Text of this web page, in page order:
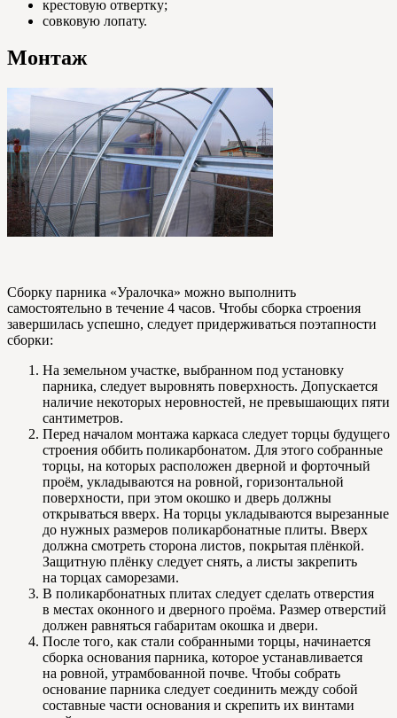
крестовую отвертку;
совковую лопату.
Монтаж
Сборку парника «Уралочка» можно выполнить
самостоятельно в течение 4 часов. Чтобы сборка строения
завершилась успешно, следует придерживаться поэтапности
сборки:
На земельном участке, выбранном под установку
парника, следует выровнять поверхность. Допускается
наличие некоторых неровностей, не превышающих пяти
сантиметров.
Перед началом монтажа каркаса следует торцы будущего
строения оббить поликарбонатом. Для этого собранные
торцы, на которых расположен дверной и форточный
проём, укладываются на ровной, горизонтальной
поверхности, при этом окошко и дверь должны
открываться вверх. На торцы укладываются вырезанные
до нужных размеров поликарбонатные плиты. Вверх
должна смотреть сторона листов, покрытая плёнкой.
Защитную плёнку следует снять, а листы закрепить
на торцах саморезами.
В поликарбонатных плитах следует сделать отверстия
в местах оконного и дверного проёма. Размер отверстий
должен равняться габаритам окошка и двери.
После того, как стали собранными торцы, начинается
сборка основания парника, которое устанавливается
на ровной, утрамбованной почве. Чтобы собрать
основание парника следует соединить между собой
составные части основания и скрепить их винтами